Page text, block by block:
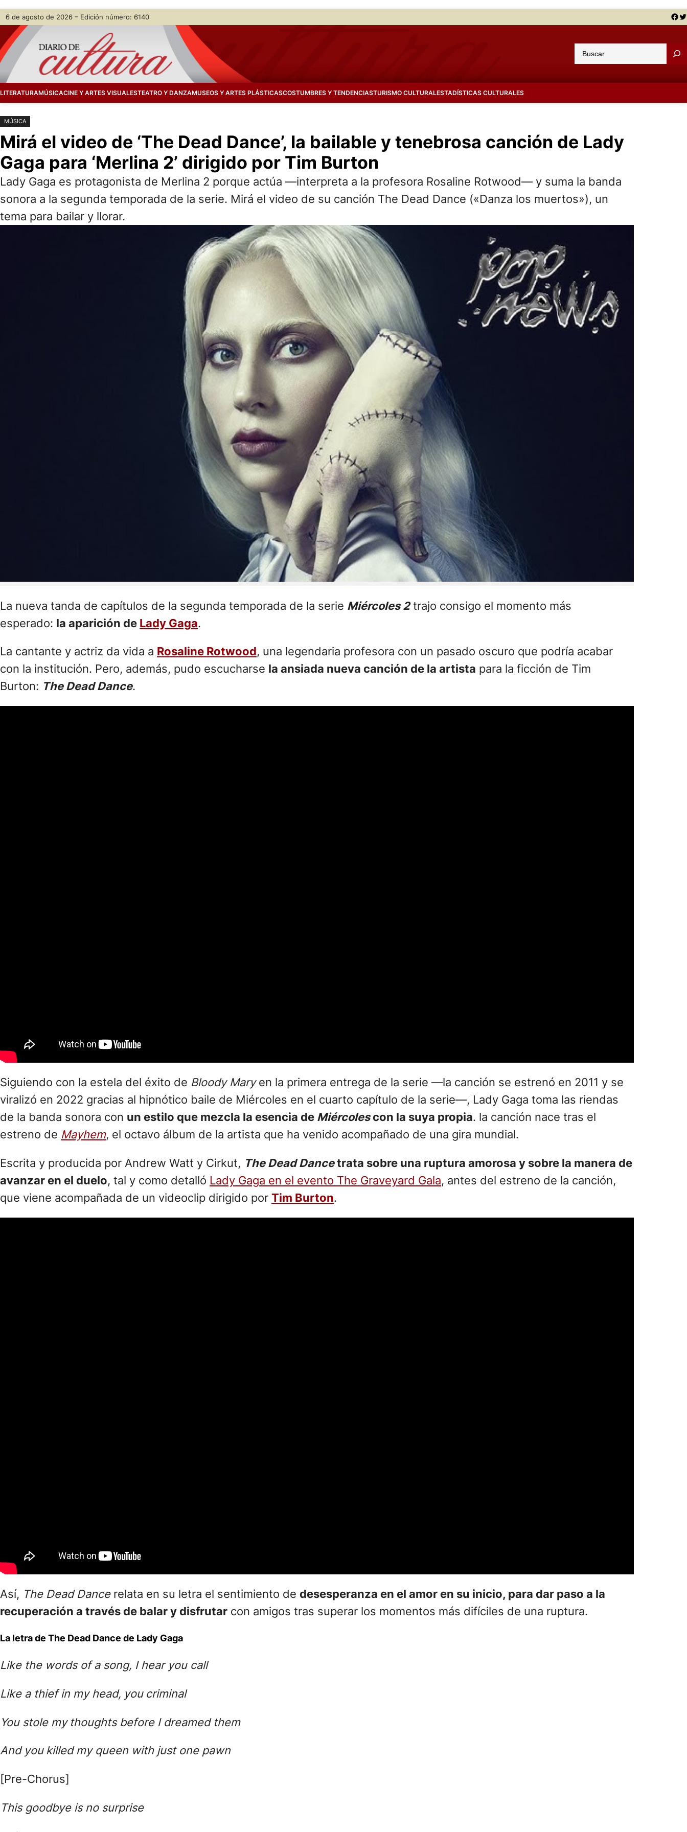
Saltar
contenido
Skip
content
6 de agosto de 2026 – Edición número: 6140 Facebook Twitter
u
a
LITERATURAMÚSICACINE Y ARTES VISUALESTEATRO Y DANZAMUSEOS Y ARTES PLÁSTICASCOSTUMBRES Y TENDENCIASTURISMO CULTURALESTADÍSTICAS CULTURALES
MÚSICA
Mirá el video de ‘The Dead Dance’, la bailable y tenebrosa canción de Lady
Gaga para ‘Merlina 2’ dirigido por Tim Burton
Lady Gaga es protagonista de Merlina 2 porque actúa —interpreta a la profesora Rosaline Rotwood— y suma la banda
sonora a la segunda temporada de la serie. Mirá el video de su canción The Dead Dance («Danza los muertos»), un
tema para bailar y llorar.
La nueva tanda de capítulos de la segunda temporada de la serie Miércoles 2trajo consigo el momento más
esperado: la aparición de Lady Gaga.
La cantante y actriz da vida a Rosaline Rotwood, una legendaria profesora con un pasado oscuro que podría acabar
con la institución. Pero, además, pudo escucharse la ansiada nueva canción de la artista para la ficción de Tim
Burton: The Dead Dance.
Siguiendo con la estela del éxito de Bloody Maryen la primera entrega de la serie —la canción se estrenó en 2011 y se
viralizó en 2022 gracias al hipnótico baile de Miércoles en el cuarto capítulo de la serie—, Lady Gaga toma las riendas
de la banda sonora con un estilo que mezcla la esencia de Miércolescon la suya propia. la canción nace tras el
estreno de Mayhem, el octavo álbum de la artista que ha venido acompañado de una gira mundial.
Escrita y producida por Andrew Watt y Cirkut, The Dead Dancetrata sobre una ruptura amorosa y sobre la manera de
avanzar en el duelo, tal y como detalló Lady Gaga en el evento The Graveyard Gala, antes del estreno de la canción,
que viene acompañada de un videoclip dirigido por Tim Burton.
Así, The Dead Dancerelata en su letra el sentimiento de desesperanza en el amor en su inicio, para dar paso a la
recuperación a través de balar y disfrutar con amigos tras superar los momentos más difíciles de una ruptura.
La letra de The Dead Dance de Lady Gaga
Like the words of a song, I hear you call
Like a thief in my head, you criminal
You stole my thoughts before I dreamed them
And you killed my queen with just one pawn
[Pre-Chorus]
This goodbye is no surprise